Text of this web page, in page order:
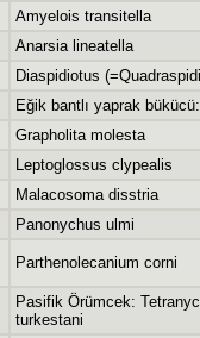
Amyelois transitella
Anarsia lineatella
Diaspidiotus
Eğik bantlı yaprak
Grapholita molesta
Leptoglossus clypealis
Malacosoma disstria
Panonychus ulmi
Parthenolecanium corni
Pasifik Örümcek:
turkestani